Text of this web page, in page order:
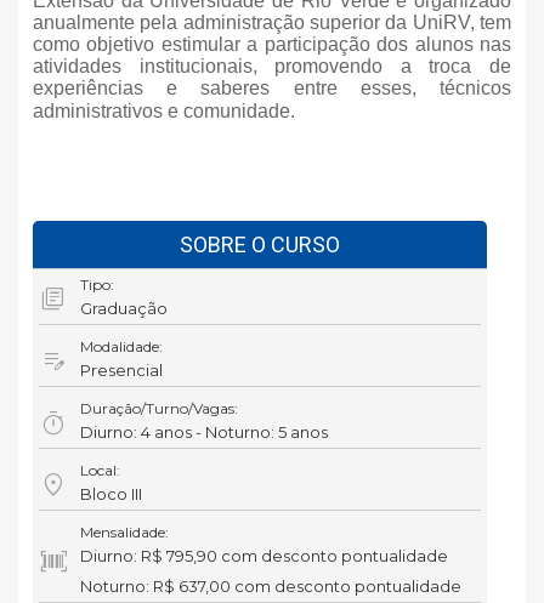
anualmente pela administração superior da UniRV, tem
como objetivo estimular a participação dos alunos nas
atividades institucionais, promovendo a troca de
experiências e saberes entre esses, técnicos
administrativos e comunidade.
SOBRE O CURSO
library_books Tipo:
Graduação
edit_note Modalidade:
Presencial
timer Duração/Turno/Vagas:
Diurno: 4 anos - Noturno: 5 anos
location_on Local:
Bloco III
barcode_scanner
Mensalidade:
Diurno: R$ 795,90 com desconto pontualidade
Noturno: R$ 637,00 com desconto pontualidade